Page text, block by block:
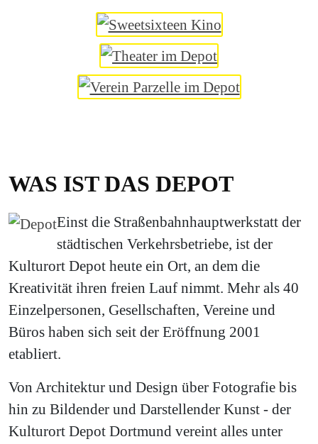
WAS IST DAS DEPOT
Einst die Straßenbahnhauptwerkstatt der
städtischen Verkehrsbetriebe, ist der
Kulturort Depot heute ein Ort, an dem die
Kreativität ihren freien Lauf nimmt. Mehr als 40
Einzelpersonen, Gesellschaften, Vereine und
Büros haben sich seit der Eröffnung 2001
etabliert.
Von Architektur und Design über Fotografie bis
hin zu Bildender und Darstellender Kunst - der
Kulturort Depot Dortmund vereint alles unter